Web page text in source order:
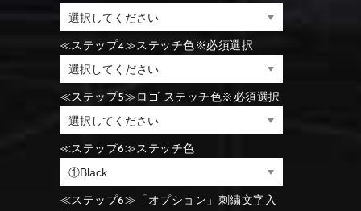
⑮Wine red ⑯Carbon
⑪Black
⑮Wine red ⑯Carbon
⑪Black ⑫Ivory
⑪Blue ⑫Aqua blue
⑮Rose pink ⑯White
⑪Blue ⑫Aqua blue
⑮Rose pink ⑯White
≪ステップ4≫ステッチ色※必須選択
≪ステップ5≫ロゴ ステッチ色※必須選択
≪ステップ6≫ステッチ色
≪ステップ6≫「オプション」刺繍文字入